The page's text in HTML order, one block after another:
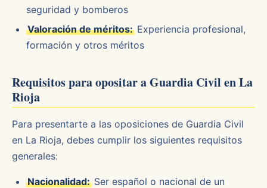
seguridad y bomberos
Valoración de méritos: Experiencia profesional,
formación y otros méritos
Requisitos para opositar a Guardia Civil en La
Rioja
Para presentarte a las oposiciones de Guardia Civil
en La Rioja, debes cumplir los siguientes requisitos
generales:
Nacionalidad: Ser español o nacional de un